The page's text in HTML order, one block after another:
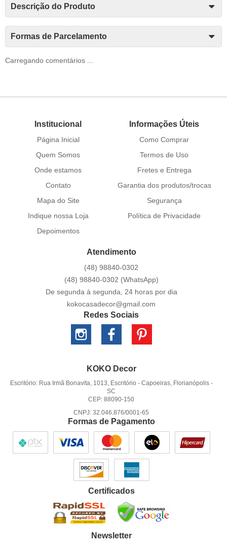
Descrição do Produto
Formas de Parcelamento
Carregando comentários ...
Institucional
Página Inicial
Quem Somos
Onde estamos
Contato
Mapa do Site
Indique nossa Loja
Depoimentos
Informações Úteis
Como Comprar
Termos de Uso
Fretes e Entrega
Garantia dos produtos/trocas
Segurança
Política de Privacidade
Atendimento
(48) 98840-0302
(48) 98840-0302 (WhatsApp)
De segunda à segunda, 24 horas por dia
kokocasadecor@gmail.com
Redes Sociais
KOKO Decor
Escritório: Rua Irmã Bonavita, 1013, Escritório - Capoeiras, Florianópolis-
SC
CEP: 88090-150
CNPJ: 32.046.876/0001-65
Formas de Pagamento
Certificados
Newsletter